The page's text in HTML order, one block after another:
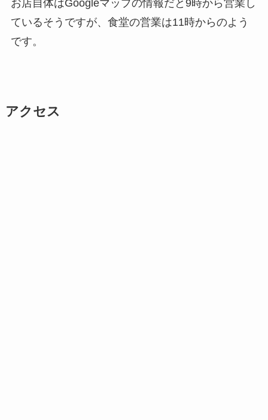
お店自体はGoogleマップの情報だと9時から営業し
ているそうですが、食堂の営業は11時からのよう
です。
アクセス